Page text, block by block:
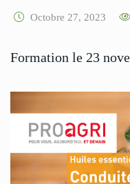
Octobre 27, 2023
Formation le 23